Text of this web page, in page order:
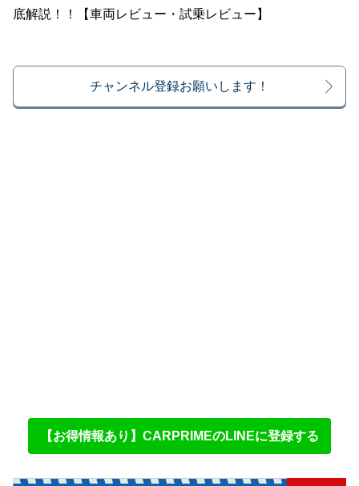
底解説！！【車両レビュー・試乗レビュー】
チャンネル登録お願いします！
【お得情報あり】CARPRIMEのLINEに登録する